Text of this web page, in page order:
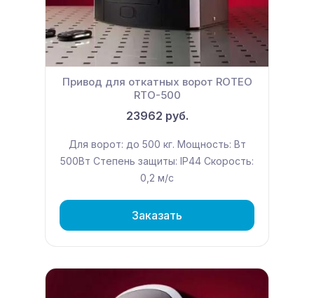
Привод для откатных ворот ROTEO
RTО-500
23962 руб.
Для ворот: до 500 кг. Мощность: Вт
500Вт Степень защиты: IP44 Скорость:
0,2 м/с
Заказать